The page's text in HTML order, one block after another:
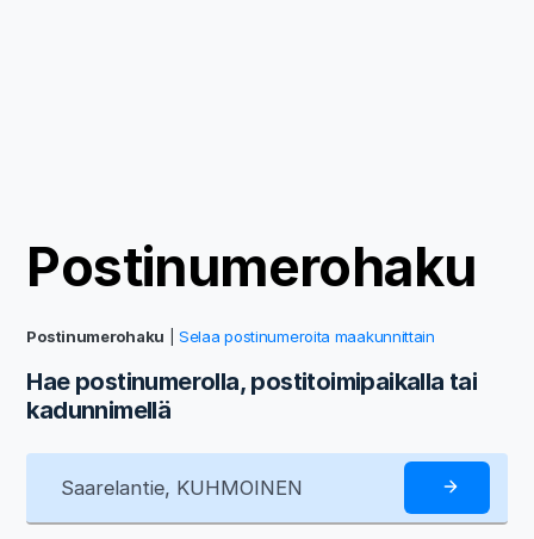
Postinumerohaku
Postinumerohaku |Selaa postinumeroita maakunnittain
Hae postinumerolla, postitoimipaikalla tai
kadunnimellä